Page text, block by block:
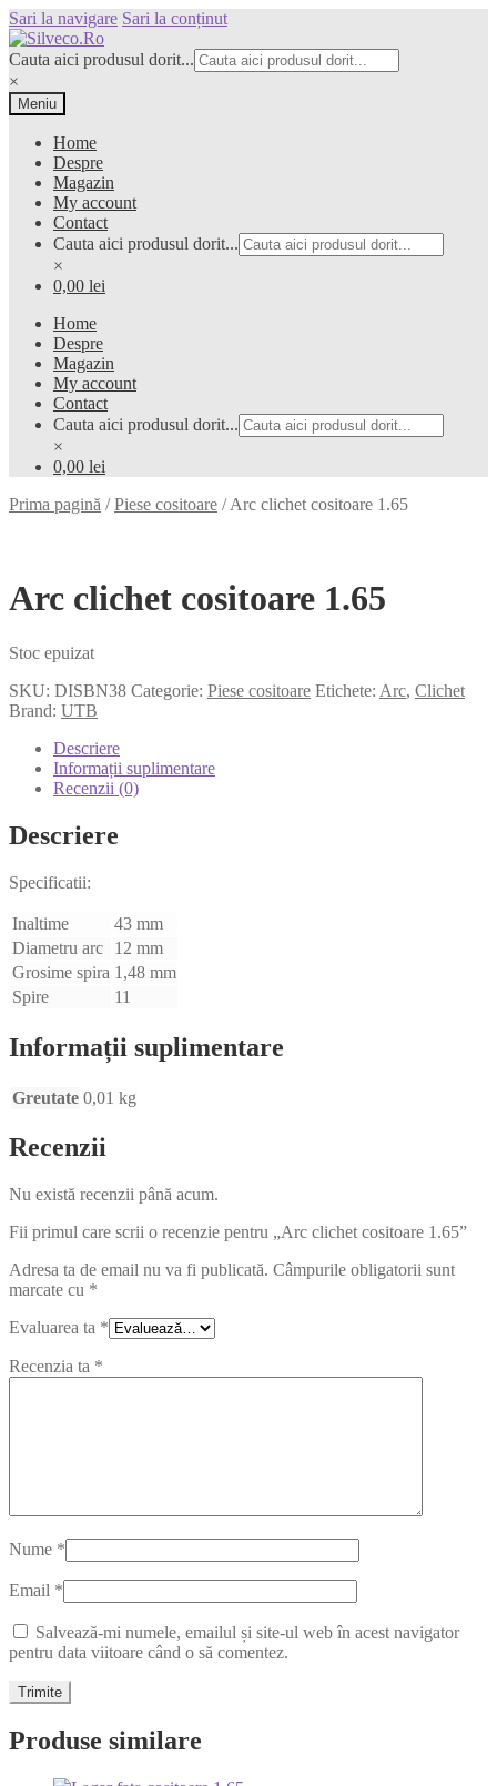
Sari la navigare Sari la conținut
Cauta aici produsul dorit...
×
Meniu
Home
Despre
Magazin
My account
Contact
Cauta aici produsul dorit...
×
0,00 lei
Home
Despre
Magazin
My account
Contact
Cauta aici produsul dorit...
×
0,00 lei
Prima pagină /Piese cositoare /Arc clichet cositoare 1.65
Arc clichet cositoare 1.65
Stoc epuizat
SKU: DISBN38 Categorie: Piese cositoare Etichete: Arc, Clichet
Brand: UTB
Descriere
Informații suplimentare
Recenzii (0)
Descriere
Specificatii:
Inaltime
43 mm
Diametru arc
12 mm
Grosime spira 1,48 mm
Spire
11
Informații suplimentare
Greutate 0,01 kg
Recenzii
Nu există recenzii până acum.
Fii primul care scrii o recenzie pentru „Arc clichet cositoare 1.65”
Adresa ta de email nu va fi publicată. Câmpurile obligatorii sunt
marcate cu *
Evaluarea ta *
Recenzia ta *
Nume *
Email *
Salvează-mi numele, emailul și site-ul web în acest navigator
pentru data viitoare când o să comentez.
Produse similare